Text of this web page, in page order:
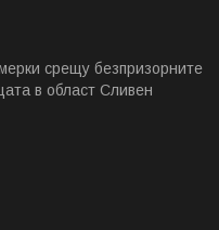
срещу безпризорните
в област Сливен